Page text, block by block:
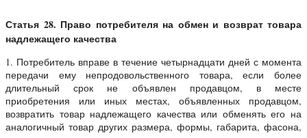
Статья 28. Право потребителя на обмен и возврат товара
надлежащего качества
1. Потребитель вправе в течение четырнадцати дней с момента
передачи ему непродовольственного товара, если более
длительный срок не объявлен продавцом, в месте
приобретения или иных местах, объявленных продавцом,
возвратить товар надлежащего качества или обменять его на
аналогичный товар других размера, формы, габарита, фасона,